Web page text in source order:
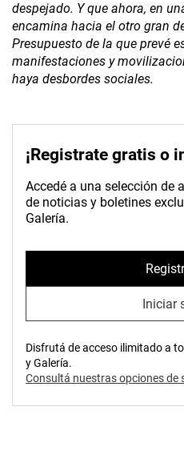
despejado. Y que ahora, en
encamina hacia el otro gran
Presupuesto de la que prevé
manifestaciones y
haya desbordes sociales.
¡Registrate gratis o
Accedé a una selección de
de noticias y boletines
Galería.
Iniciar
Disfrutá de acceso ilimitado a
y Galería.
Consultá nuestras opciones de